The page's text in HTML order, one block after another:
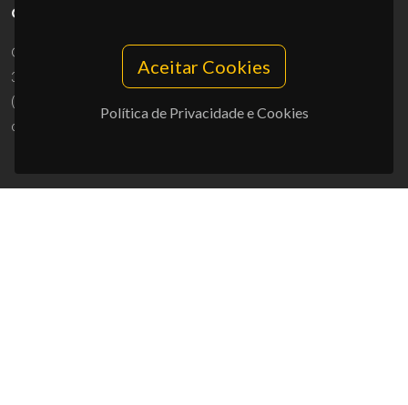
Aceitar Cookies
Política de Privacidade e Cookies
CONTACTOS
Campus Universitário de Santiago
3810-193 Aveiro - Portugal
(+351) 234 370 200
ciceco@ua.pt